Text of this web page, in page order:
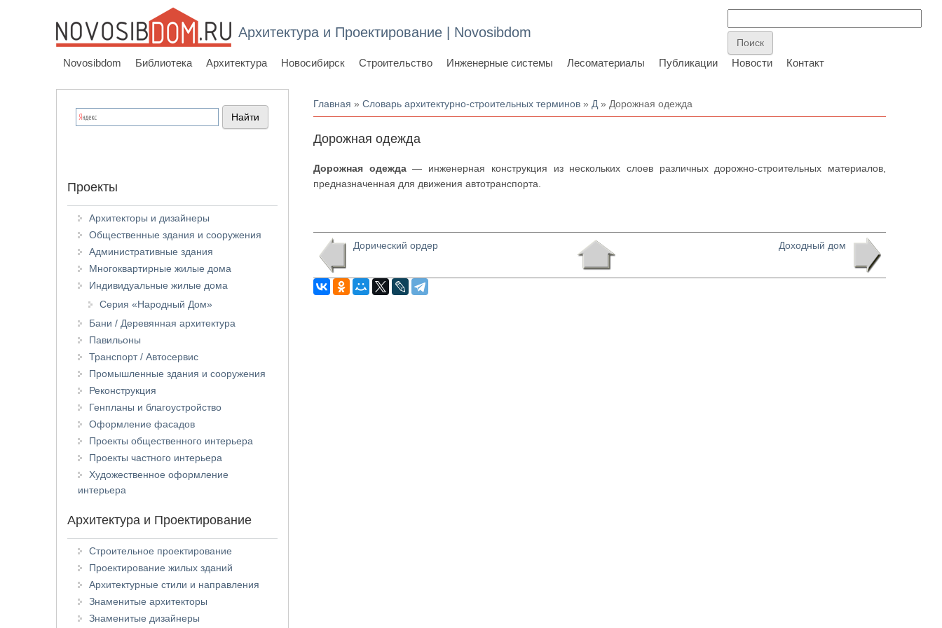
Архитектура и Проектирование | Novosibdom
Novosibdom Библиотека Архитектура Новосибирск Строительство Инженерные системы Лесоматериалы Публикации Новости Контакт
Вы здесь
Главная »Словарь архитектурно-строительных терминов » Д » Дорожная одежда
Дорожная одежда
Дорожная одежда— инженерная конструкция из нескольких слоев различных дорожно-строительных материалов,
предназначенная для движения автотранспорта.
Дорический ордер Доходный дом
Проекты
Архитекторы и дизайнеры
Общественные здания и сооружения
Административные здания
Многоквартирные жилые дома
Индивидуальные жилые дома
Серия «Народный Дом»
Бани / Деревянная архитектура
Павильоны
Транспорт / Автосервис
Промышленные здания и сооружения
Реконструкция
Генпланы и благоустройство
Оформление фасадов
Проекты общественного интерьера
Проекты частного интерьера
Художественное оформление
интерьера
Архитектура и Проектирование
Строительное проектирование
Проектирование жилых зданий
Архитектурные стили и направления
Знаменитые архитекторы
Знаменитые дизайнеры